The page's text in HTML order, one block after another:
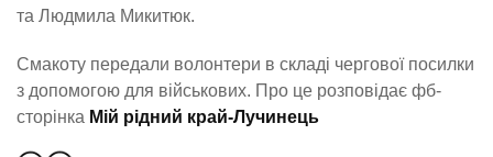
та Людмила Микитюк.
Смакоту передали волонтери в складі чергової посилки
з допомогою для військових. Про це розповідає фб-
сторінка Мій рідний край-Лучинець